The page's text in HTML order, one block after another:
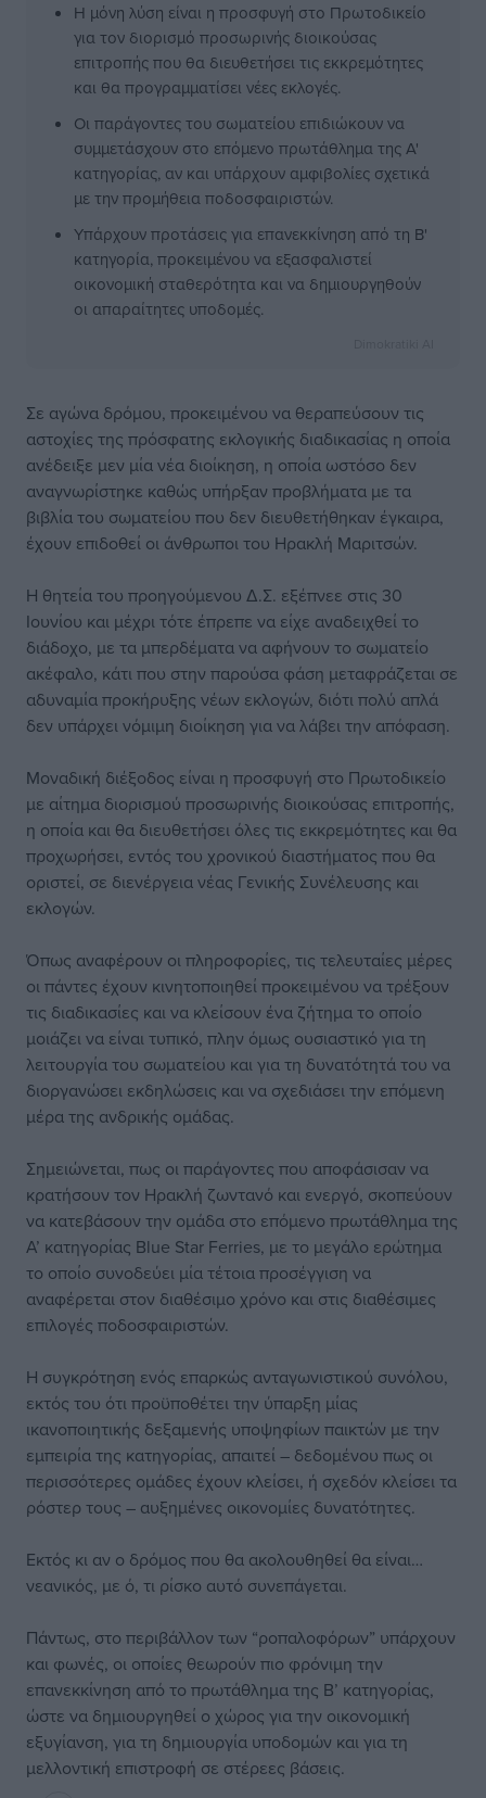
Η μόνη λύση είναι η προσφυγή στο Πρωτοδικείο
για τον διορισμό προσωρινής διοικούσας
επιτροπής που θα διευθετήσει τις εκκρεμότητες
και θα προγραμματίσει νέες εκλογές.
Οι παράγοντες του σωματείου επιδιώκουν να
συμμετάσχουν στο επόμενο πρωτάθλημα της Α'
κατηγορίας, αν και υπάρχουν αμφιβολίες σχετικά
με την προμήθεια ποδοσφαιριστών.
Υπάρχουν προτάσεις για επανεκκίνηση από τη Β'
κατηγορία, προκειμένου να εξασφαλιστεί
οικονομική σταθερότητα και να δημιουργηθούν
οι απαραίτητες υποδομές.
Σε αγώνα δρόμου, προκειμένου να θεραπεύσουν τις
αστοχίες της πρόσφατης εκλογικής διαδικασίας η οποία
ανέδειξε μεν μία νέα διοίκηση, η οποία ωστόσο δεν
αναγνωρίστηκε καθώς υπήρξαν προβλήματα με τα
βιβλία του σωματείου που δεν διευθετήθηκαν έγκαιρα,
έχουν επιδοθεί οι άνθρωποι του Ηρακλή Μαριτσών.
Η θητεία του προηγούμενου Δ.Σ. εξέπνεε στις 30
Ιουνίου και μέχρι τότε έπρεπε να είχε αναδειχθεί το
διάδοχο, με τα μπερδέματα να αφήνουν το σωματείο
ακέφαλο, κάτι που στην παρούσα φάση μεταφράζεται σε
αδυναμία προκήρυξης νέων εκλογών, διότι πολύ απλά
δεν υπάρχει νόμιμη διοίκηση για να λάβει την απόφαση.
Μοναδική διέξοδος είναι η προσφυγή στο Πρωτοδικείο
με αίτημα διορισμού προσωρινής διοικούσας επιτροπής,
η οποία και θα διευθετήσει όλες τις εκκρεμότητες και θα
προχωρήσει, εντός του χρονικού διαστήματος που θα
οριστεί, σε διενέργεια νέας Γενικής Συνέλευσης και
εκλογών.
Όπως αναφέρουν οι πληροφορίες, τις τελευταίες μέρες
οι πάντες έχουν κινητοποιηθεί προκειμένου να τρέξουν
τις διαδικασίες και να κλείσουν ένα ζήτημα το οποίο
μοιάζει να είναι τυπικό, πλην όμως ουσιαστικό για τη
λειτουργία του σωματείου και για τη δυνατότητά του να
διοργανώσει εκδηλώσεις και να σχεδιάσει την επόμενη
μέρα της ανδρικής ομάδας.
Σημειώνεται, πως οι παράγοντες που αποφάσισαν να
κρατήσουν τον Ηρακλή ζωντανό και ενεργό, σκοπεύουν
να κατεβάσουν την ομάδα στο επόμενο πρωτάθλημα της
Α’ κατηγορίας Blue Star Ferries, με το μεγάλο ερώτημα
το οποίο συνοδεύει μία τέτοια προσέγγιση να
αναφέρεται στον διαθέσιμο χρόνο και στις διαθέσιμες
επιλογές ποδοσφαιριστών.
Η συγκρότηση ενός επαρκώς ανταγωνιστικού συνόλου,
εκτός του ότι προϋποθέτει την ύπαρξη μίας
ικανοποιητικής δεξαμενής υποψηφίων παικτών με την
εμπειρία της κατηγορίας, απαιτεί – δεδομένου πως οι
περισσότερες ομάδες έχουν κλείσει, ή σχεδόν κλείσει τα
ρόστερ τους – αυξημένες οικονομίες δυνατότητες.
Εκτός κι αν ο δρόμος που θα ακολουθηθεί θα είναι…
νεανικός, με ό, τι ρίσκο αυτό συνεπάγεται.
Πάντως, στο περιβάλλον των “ροπαλοφόρων” υπάρχουν
και φωνές, οι οποίες θεωρούν πιο φρόνιμη την
επανεκκίνηση από το πρωτάθλημα της Β’ κατηγορίας,
ώστε να δημιουργηθεί ο χώρος για την οικονομική
εξυγίανση, για τη δημιουργία υποδομών και για τη
μελλοντική επιστροφή σε στέρεες βάσεις.